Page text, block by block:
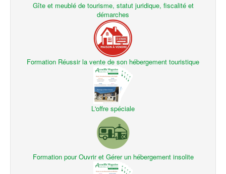
Gîte et meublé de tourisme, statut juridique, fiscalité et
démarches
Formation Réussir la vente de son hébergement touristique
L'offre spéciale
Formation pour Ouvrir et Gérer un hébergement insolite